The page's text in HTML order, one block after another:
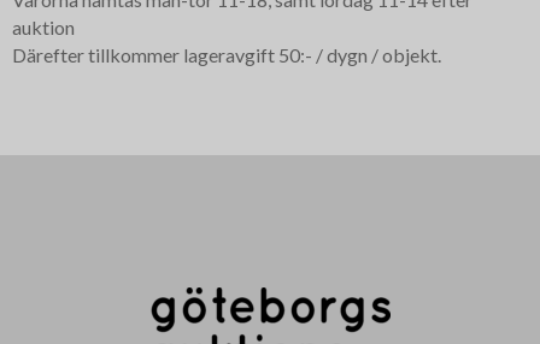
auktion
Därefter tillkommer lageravgift 50:- / dygn / objekt.